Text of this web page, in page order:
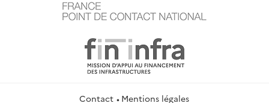
Contact Mentions légales